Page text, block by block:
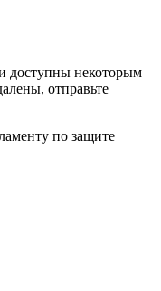
доступны некоторым
отправьте
по защите